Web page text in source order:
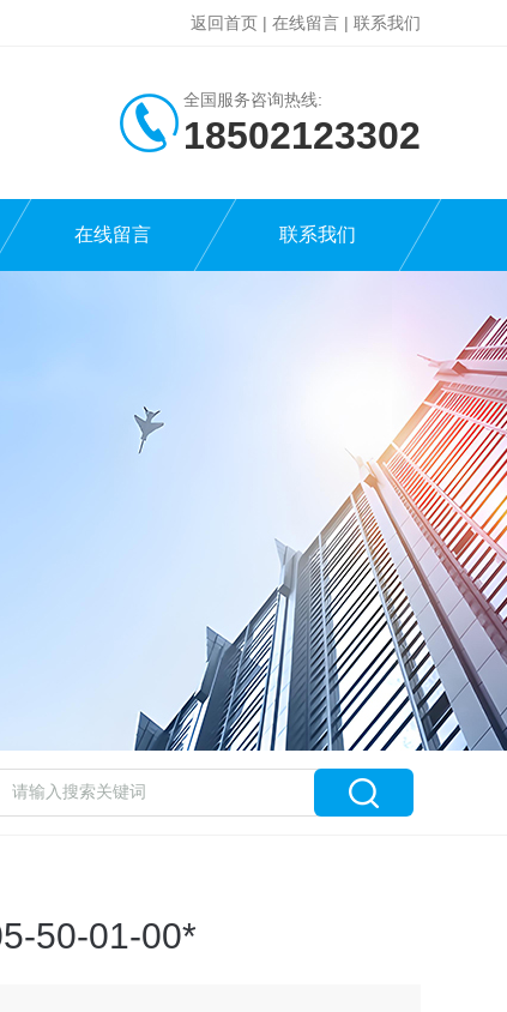
返回首页 | 在线留言 | 联系我们
全国服务咨询热线:
18502123302
在线留言 联系我们
50-01-00*